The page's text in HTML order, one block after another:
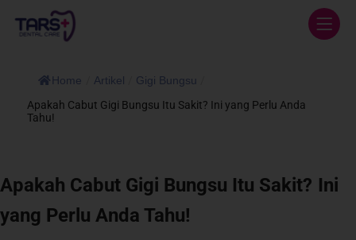
Home Artikel Gigi Bungsu
Apakah Cabut Gigi Bungsu Itu Sakit? Ini yang Perlu Anda
Tahu!
Apakah Cabut Gigi Bungsu Itu Sakit? Ini
yang Perlu Anda Tahu!